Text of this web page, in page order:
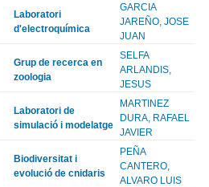
Laboratori
d'electroquímica
GARCIA
JAREÑO, JOSE
JUAN
Grup de recerca en
zoologia
SELFA
ARLANDIS,
JESUS
Laboratori de
simulació i modelatge
MARTINEZ
DURA, RAFAEL
JAVIER
Biodiversitat i
evolució de cnidaris
PEÑA
CANTERO,
ALVARO LUIS